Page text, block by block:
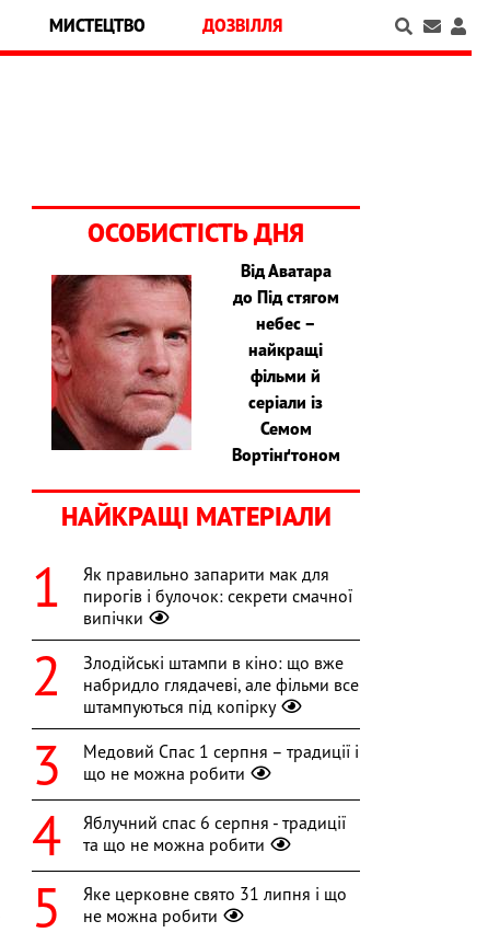
МИСТЕЦТВО ДОЗВІЛЛЯ
ОСОБИСТІСТЬ ДНЯ
Від Аватара
до Під стягом
небес –
найкращі
фільми й
серіали із
Семом
Вортінґтоном
НАЙКРАЩІ МАТЕРІАЛИ
Як правильно запарити мак для
пирогів і булочок: секрети смачної
випічки
Злодійські штампи в кіно: що вже
набридло глядачеві, але фільми все
штампуються під копірку
Медовий Спас 1 серпня – традиції і
що не можна робити
Яблучний спас 6 серпня - традиції
та що не можна робити
Яке церковне свято 31 липня і що
не можна робити